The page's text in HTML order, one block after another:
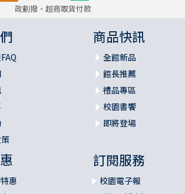
政劃撥、超商取貨付款
商品快訊
全館新品
館長推薦
禮品專區
校園書饗
即將登場
惠
訂閱服務
校園電子報